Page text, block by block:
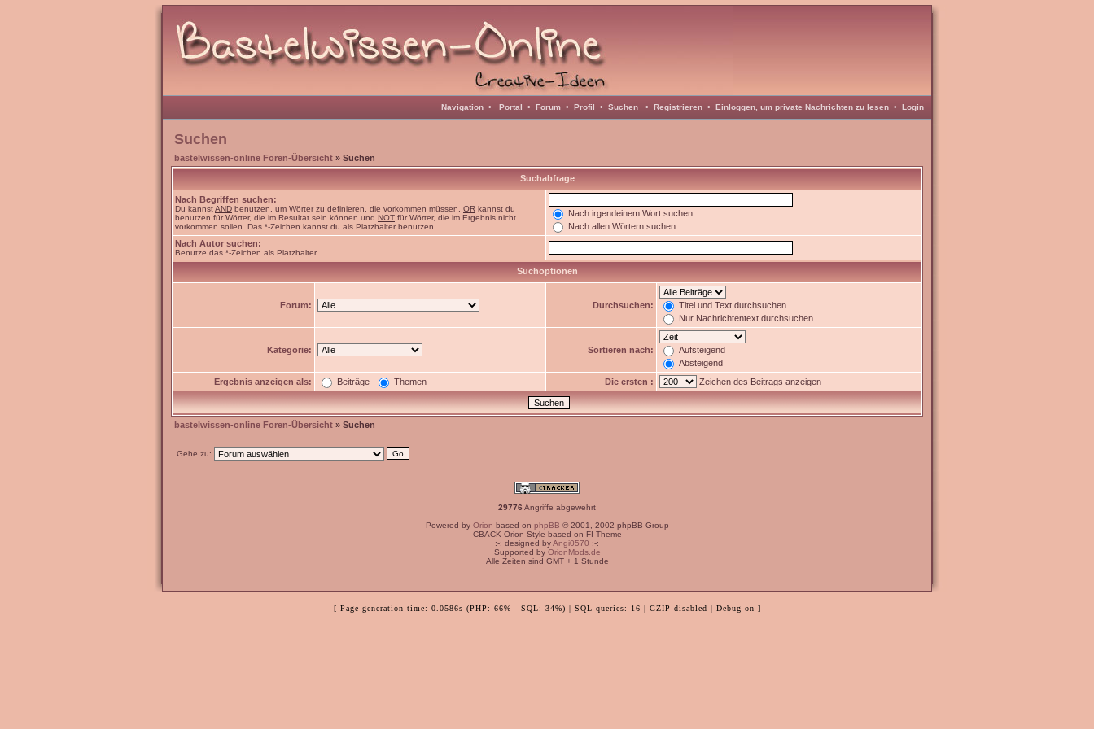
Navigation • Portal • Forum • Profil • Suchen • Registrieren • Einloggen, um private Nachrichten zu lesen • Login
Suchen
bastelwissen-online Foren-Übersicht » Suchen
Suchabfrage
Nach Begriffen suchen:
Du kannstAND benutzen, um Wörter zu definieren, die vorkommen müssen, OR kannst du
benutzen für Wörter, die im Resultat sein können und NOT für Wörter, die im Ergebnis nicht
vorkommen sollen. Das *-Zeichen kannst du als Platzhalter benutzen.
Nach irgendeinem Wort suchen
Nach allen Wörtern suchen
Nach Autor suchen:
Benutze das *-Zeichen als Platzhalter
Suchoptionen
Forum: Durchsuchen:
Titel und Text durchsuchen
Nur Nachrichtentext durchsuchen
Kategorie: Sortieren nach:
Aufsteigend
Absteigend
Ergebnis anzeigen als:
Beiträge Themen Die ersten : Zeichen des Beitrags anzeigen
bastelwissen-online Foren-Übersicht » Suchen
Gehe zu:
29776 Angriffe abgewehrt
Powered by Orion based on phpBB © 2001, 2002 phpBB Group
CBACK Orion Style based on FI Theme
:-: designed byAngi0570 :-:
Supported by OrionMods.de
Alle Zeiten sind GMT + 1 Stunde
[ Page generation time: 0.0586s (PHP: 66% - SQL: 34%) | SQL queries: 16 | GZIP disabled | Debug on ]